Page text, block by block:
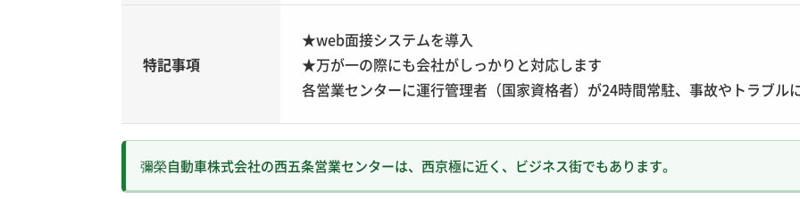
特記事項
★web面接システムを導入
★万が一の際にも会社がしっかりと対応します
各営業センターに運行管理者（国家資格者）が24時間常駐、事故やトラブル
彌榮自動車株式会社の西五条営業センターは、西京極に近く、ビジネス街でもあります。